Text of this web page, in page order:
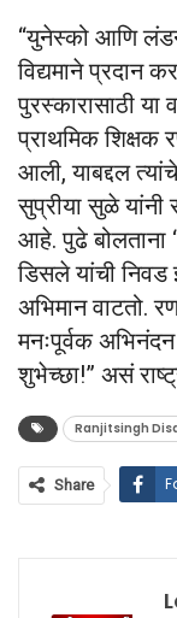
“युनेस्को आणि
विद्यमाने प्रदान
पुरस्कारासाठी या
प्राथमिक शिक्षक
आली, याबद्दल
सुप्रीया सुळे
आहे. पुढे बोलताना
डिसले यांची निवड
अभिमान वाटतो.
मनःपूर्वक अभिनंदन
शुभेच्छा!” असं
Ranjitsingh
Share